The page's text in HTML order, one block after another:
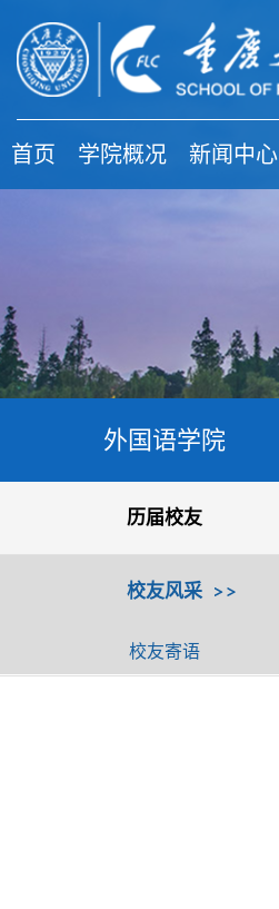
首页 学院概况 新闻中心
外国语学院
历届校友
校友风采
校友寄语